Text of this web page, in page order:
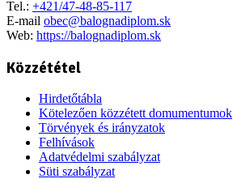
Tel.: +421/47-48-85-117
E-mail obec@balognadiplom.sk
Web: https://balognadiplom.sk
Közzététel
Hirdetőtábla
Kötelezően közzétett domumentumok
Törvények és irányzatok
Felhívások
Adatvédelmi szabályzat
Süti szabályzat